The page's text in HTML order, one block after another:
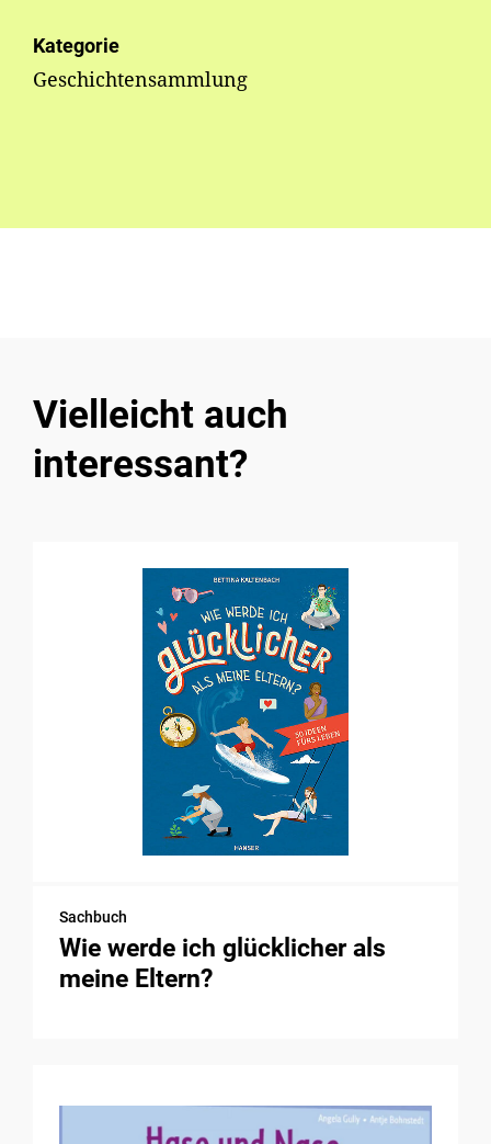
Kategorie
Geschichtensammlung
Vielleicht auch
interessant?
Sachbuch
Wie werde ich glücklicher als
meine Eltern?